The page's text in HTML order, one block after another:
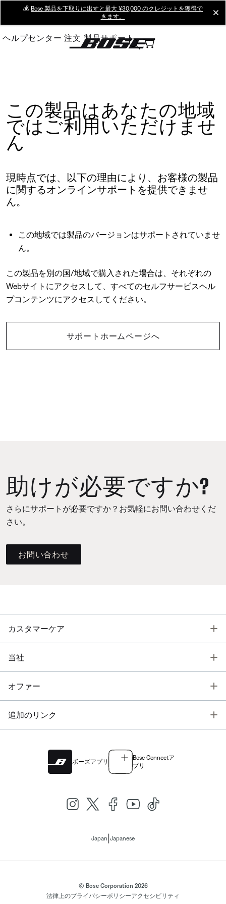
Main
💰 Bose 製品を下取りに出すと最大 ¥30,000 のクレジットを獲得で
きます。
ヘルプセンター 注文 製品サポート
この製品はあなたの地域
ではご利用いただけませ
ん
現時点では、以下の理由により、お客様の製品
に関するオンラインサポートを提供できませ
ん。
この地域では製品のバージョンはサポートされていませ
ん。
この製品を別の国/地域で購入された場合は、それぞれの
Webサイトにアクセスして、すべてのセルフサービスヘル
プコンテンツにアクセスしてください。
サポートホームページへ
助けが必要ですか?
さらにサポートが必要ですか？お気軽にお問い合わせくだ
さい。
お問い合わせ
カスタマーケア
当社
オファー
追加のリンク
ボーズアプリ
Bose Connectア
プリ
Japan Japanese
© Bose Corporation 2026
法律上のプライバシーポリシーアクセシビリティ